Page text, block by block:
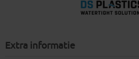
Extra informatie